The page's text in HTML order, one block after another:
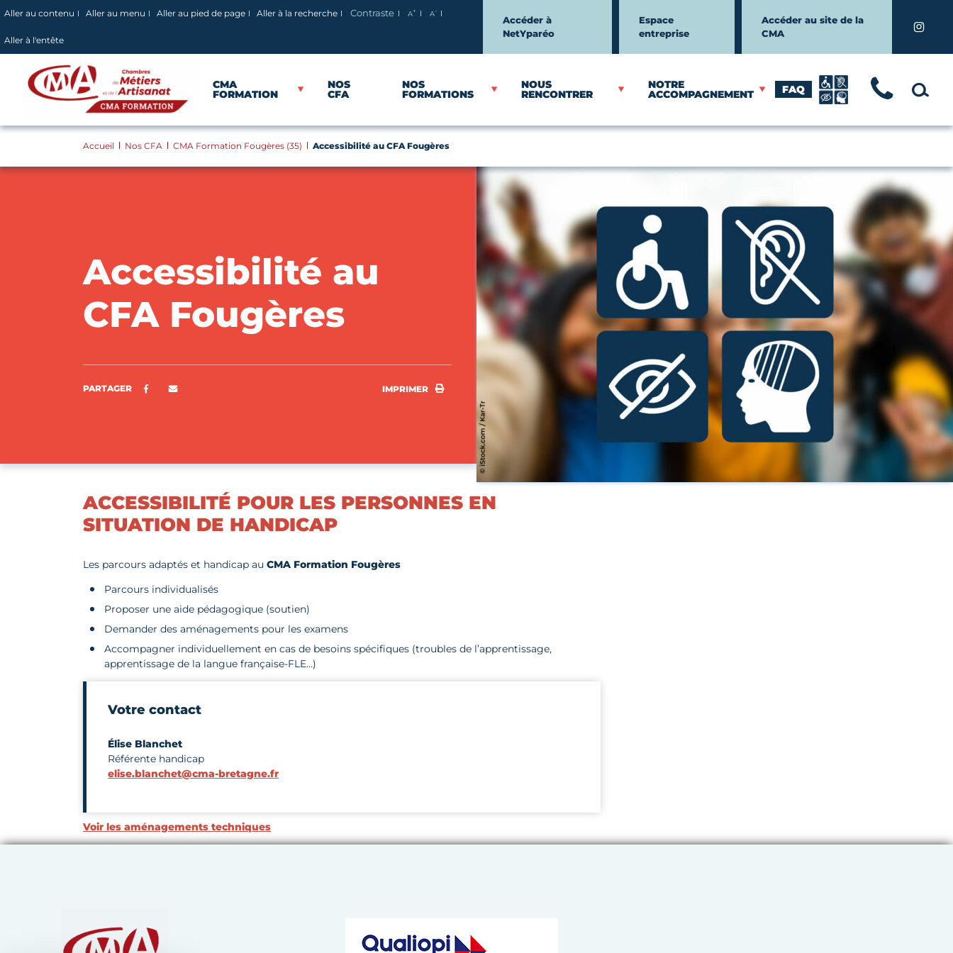
Panneau de gestion des cookies
Aller au contenu Aller au menu Aller au pied de page Aller à la recherche Contraste A+
Agrandir le texte
A-
Réduire le texte
Aller à l'entête
Accéder à
NetYparéo
Espace
entreprise
Accéder au site de la
CMA
CMA
FORMATION
NOS
CFA
NOS
FORMATIONS
NOUS
RENCONTRER
NOTRE
ACCOMPAGNEMENT FAQ
Accueil Nos CFA CMA Formation Fougères (35) Accessibilité au CFA Fougères
Accessibilité au
CFA Fougères
PARTAGER Partager sur Facebook IMPRIMER
ACCESSIBILITÉ POUR LES PERSONNES EN
SITUATION DE HANDICAP
Les parcours adaptés et handicap au CMA Formation Fougères
Parcours individualisés
Proposer une aide pédagogique (soutien)
Demander des aménagements pour les examens
Accompagner individuellement en cas de besoins spécifiques (troubles de l’apprentissage,
apprentissage de la langue française-FLE…)
Votre contact
Élise Blanchet
Référente handicap
elise.blanchet@cma-bretagne.fr
Voir les aménagements techniques
Chambre de Métiers et de l’Artisanat de Bretagne